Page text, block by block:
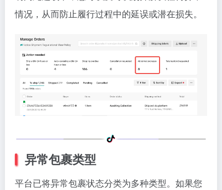
情况，从而防止履行过程中的延误或潜在损失。
异常包裹类型
平台已将异常包裹状态分类为多种类型。如果您